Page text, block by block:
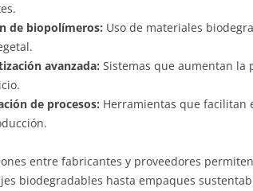
de biopolímeros: Uso de materiales
avanzada: Sistemas que aumentan la
de procesos: Herramientas que facilitan
entre fabricantes y proveedores
biodegradables hasta empaques